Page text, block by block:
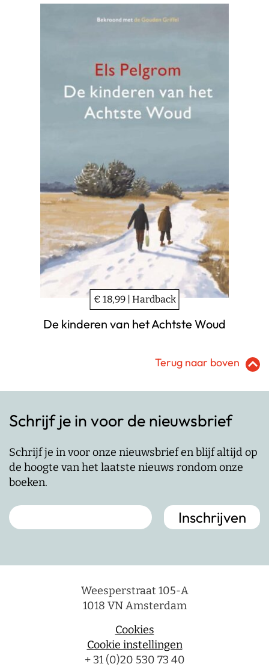
€ 18,99 | Hardback
De kinderen van het Achtste Woud
Terug naar boven
Schrijf je in voor de nieuwsbrief
Schrijf je in voor onze nieuwsbrief en blijf altijd op
de hoogte van het laatste nieuws rondom onze
boeken.
Weesperstraat 105-A
1018 VN Amsterdam
Cookies
Cookie instellingen
+ 31 (0)20 530 73 40